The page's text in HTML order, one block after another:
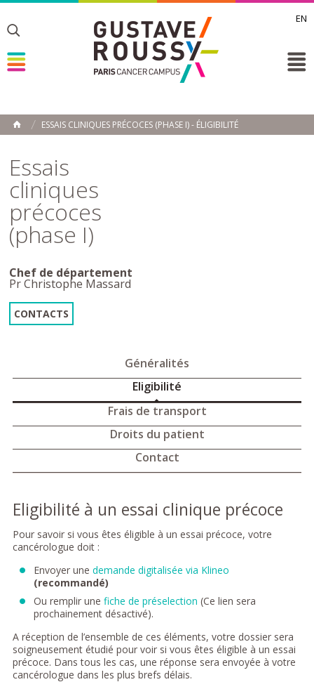
EN
Toggle
Toggle
ACCUEIL
ESSAIS CLINIQUES PRÉCOCES (PHASE I) - ÉLIGIBILITÉ
Essais
cliniques
précoces
(phase I)
Chef de département
Pr Christophe Massard
CONTACTS
Généralités
Eligibilité
Frais de transport
Droits du patient
Contact
Eligibilité à un essai clinique précoce
Pour savoir si vous êtes éligible à un essai précoce, votre
cancérologue doit :
Envoyer une demande digitalisée via Klineo
(recommandé)
Ou remplir une fiche de préselection (Ce lien sera
prochainement désactivé).
A réception de l’ensemble de ces éléments, votre dossier sera
soigneusement étudié pour voir si vous êtes éligible à un essai
précoce. Dans tous les cas, une réponse sera envoyée à votre
cancérologue dans les plus brefs délais.